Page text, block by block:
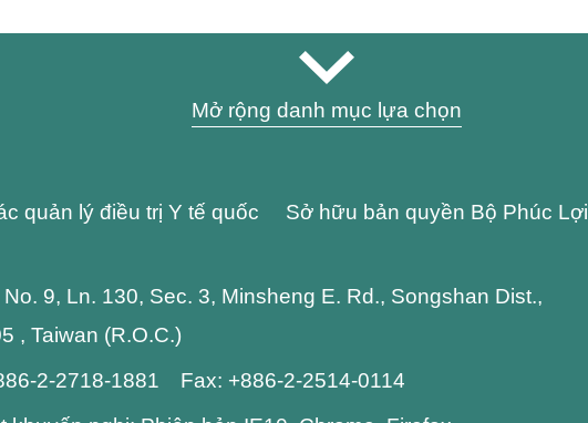
Mở rộng danh mục lựa chọn
quản lý điều trị Y tế quốc Sở hữu bản quyền Bộ Phúc Lợi
9, Ln. 130, Sec. 3, Minsheng E. Rd., Songshan Dist.,
, Taiwan (R.O.C.)
2-2718-1881 Fax: +886-2-2514-0114